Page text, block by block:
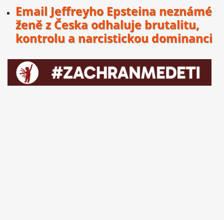
Email Jeffreyho Epsteina neznámé
ženě z Česka odhaluje brutalitu,
kontrolu a narcistickou dominanci